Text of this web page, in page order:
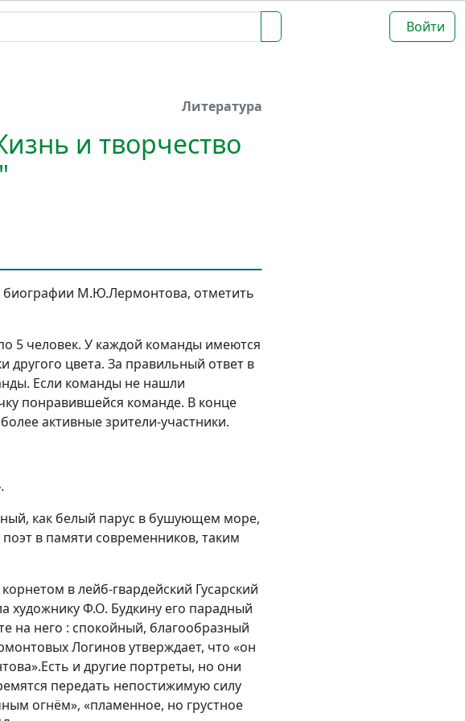
Войти
Литература
и творчество
М.Ю.Лермонтова, отметить
5 человек. У каждой команды имеются
другого цвета. За правильный ответ в
Если команды не нашли
понравившейся команде. В конце
активные зрители-участники.
как белый парус в бушующем море,
в памяти современников, таким
в лейб-гвардейский Гусарский
художнику Ф.О. Будкину его парадный
на него : спокойный, благообразный
Логинов утверждает, что «он
и другие портреты, но они
передать непостижимую силу
огнём», «пламенное, но грустное